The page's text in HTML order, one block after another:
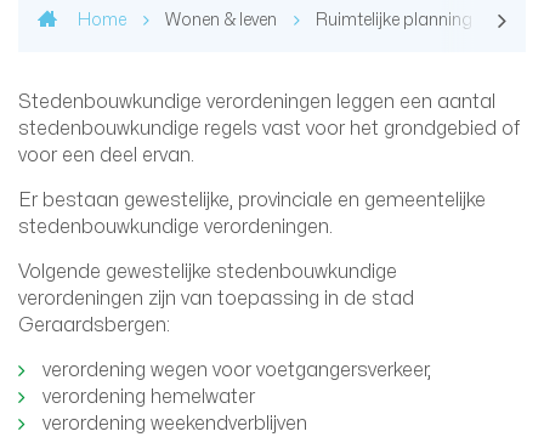
Home Wonen & leven Ruimtelijke planning
Stedenbouwkundige verordeningen leggen een aantal
stedenbouwkundige regels vast voor het grondgebied of
voor een deel ervan.
Er bestaan gewestelijke, provinciale en gemeentelijke
stedenbouwkundige verordeningen.
Volgende gewestelijke stedenbouwkundige
verordeningen zijn van toepassing in de stad
Geraardsbergen:
verordening wegen voor voetgangersverkeer,
verordening hemelwater
verordening weekendverblijven